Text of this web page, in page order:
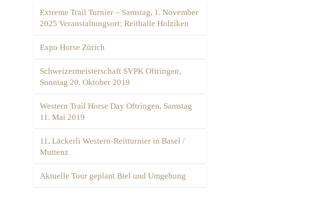
Extreme Trail Turnier – Samstag, 1. November
2025 Veranstaltungsort: Reithalle Holziken
Expo Horse Zürich
Schweizermeisterschaft SVPK Oftringen,
Sonntag 20. Oktober 2019
Western Trail Horse Day Oftringen, Samstag
11. Mai 2019
11. Läckerli Western-Reitturnier in Basel /
Muttenz
Aktuelle Tour geplant Biel und Umgebung